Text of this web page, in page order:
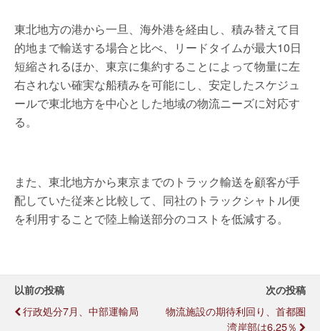
東北地方の港から一旦、海外港を経由し、積み替えて目
的地まで輸送する場合と比べ、リードタイムが最大10日
短縮されるほか、東京に集約することによって物量に左
右されない確実な船積みを可能にし、安定したスケジュ
ールで東北地方を中心とした地域の物流ニーズに対応す
る。
また、東北地方から東京までのトラック輸送を顧客が手
配していた従来と比較して、同社のトラックシャトル便
を利用することで陸上輸送部分のコストを低減する。
以前の投稿
行政処分7月、中部運輸局
次の投稿
物流施設の期待利回り、首都圏
湾岸部は6.25％